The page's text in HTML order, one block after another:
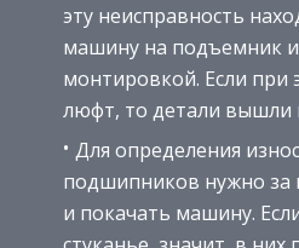
эту неисправность
машину на подъемник
монтировкой. Если при
люфт, то детали вышли
Для определения
подшипников нужно за
и покачать машину.